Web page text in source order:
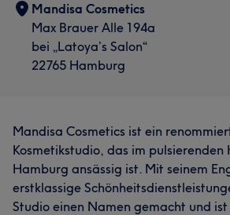
Mandisa Cosmetics
Max Brauer Alle 194a
bei „Latoya’s Salon“
22765 Hamburg
Mandisa Cosmetics ist ein
Kosmetikstudio, das im pulsierenden
Hamburg ansässig ist. Mit seinem
erstklassige
Studio einen Namen gemacht und